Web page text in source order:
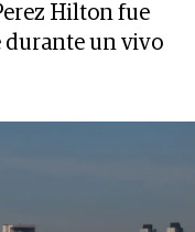
Hilton fue
durante un vivo